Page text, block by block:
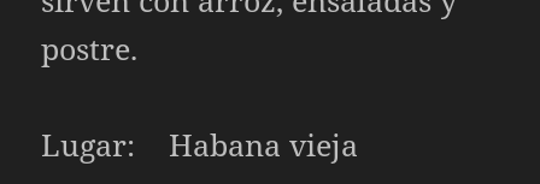
postre.
Lugar: Habana vieja